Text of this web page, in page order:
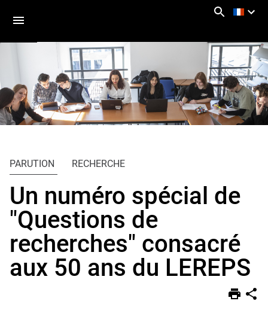
êtes
PARUTION RECHERCHE
Un numéro spécial de
"Questions de
recherches" consacré
aux 50 ans du LEREPS